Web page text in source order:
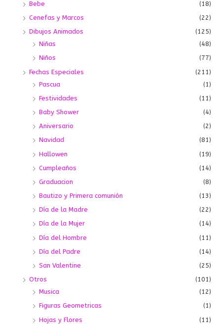
Bebe
(18)
Cenefas y Marcos
(22)
Dibujos Animados
(125)
Niñas
(48)
Niños
(77)
Fechas Especiales
(211)
Pascua
(1)
Festividades
(11)
Baby Shower
(4)
Aniversario
(2)
Navidad
(81)
Hallowen
(19)
Cumpleaños
(14)
Graduacion
(8)
Bautizo y Primera comunión
(13)
Día de la Madre
(22)
Día de la Mujer
(14)
Día del Hombre
(11)
Día del Padre
(14)
San Valentine
(25)
Otros
(101)
Musica
(12)
Figuras Geometricas
(1)
Hojas y Flores
(11)